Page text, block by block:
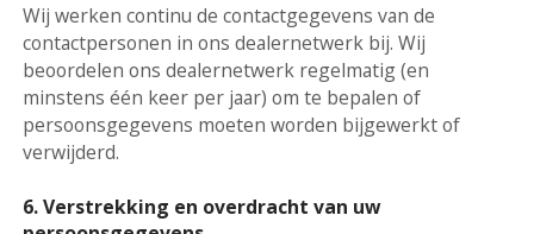
Wij werken continu de contactgegevens van de
contactpersonen in ons dealernetwerk bij. Wij
beoordelen ons dealernetwerk regelmatig (en
minstens één keer per jaar) om te bepalen of
persoonsgegevens moeten worden bijgewerkt of
verwijderd.
6. Verstrekking en overdracht van uw